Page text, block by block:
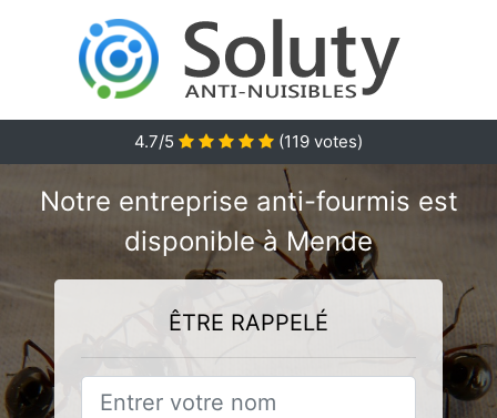
4.7/5 (119 votes)
Notre entreprise anti-fourmis est
disponible à Mende
ÊTRE RAPPELÉ